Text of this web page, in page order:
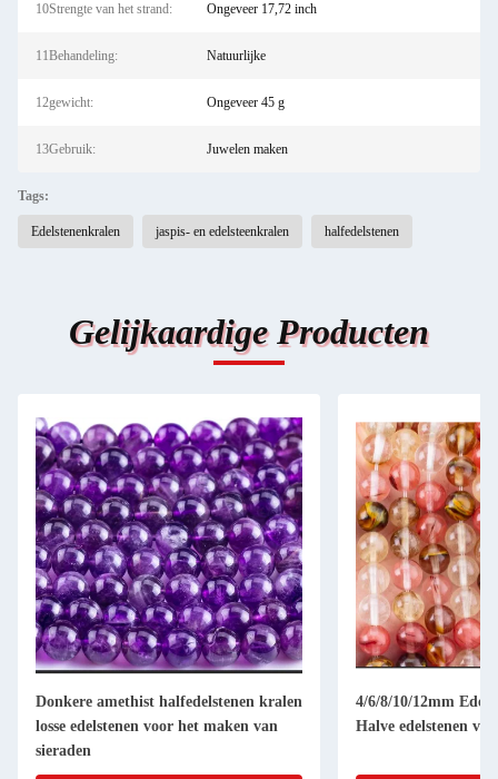
10Strengte van het strand: Ongeveer 17,72 inch
11Behandeling: Natuurlijke
12gewicht: Ongeveer 45 g
13Gebruik: Juwelen maken
Tags:
Edelstenenkralen jaspis- en edelsteenkralen halfedelstenen
Gelijkaardige Producten
Donkere amethist halfedelstenen kralen
losse edelstenen voor het maken van
sieraden
4/6/8/10/12mm
Halve edelstenen